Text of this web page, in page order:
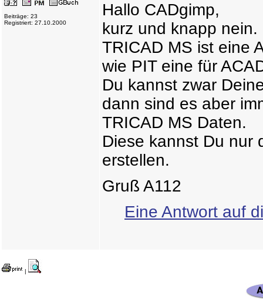
Beiträge: 23
Registriert: 27.10.2000
Hallo CADgimp,
kurz und knapp nein.
TRICAD MS ist eine
wie PIT eine für
Du kannst zwar
dann sind es aber
TRICAD MS Daten.
Diese kannst Du nur
erstellen.
Gruß A112
Eine Antwort auf
|